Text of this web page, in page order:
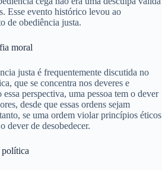
Esse evento histórico levou ao
de obediência justa.
moral
justa é frequentemente discutida no
que se concentra nos deveres e
perspectiva, uma pessoa tem o dever
desde que essas ordens sejam
se uma ordem violar princípios éticos
dever de desobedecer.
política